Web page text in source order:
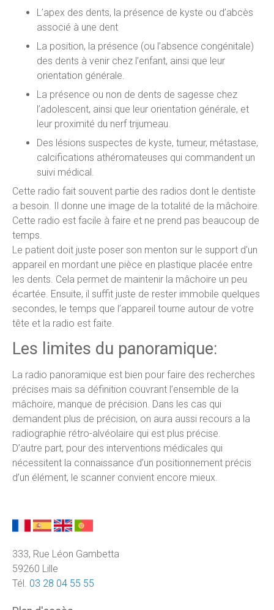
L’apex des dents, la présence de kyste ou d’abcès
associé à une dent
La position, la présence (ou l’absence congénitale)
des dents à venir chez l’enfant, ainsi que leur
orientation générale.
La présence ou non de dents de sagesse chez
l’adolescent, ainsi que leur orientation générale, et
leur proximité du nerf trijumeau.
Des lésions suspectes de kyste, tumeur, métastase,
calcifications athéromateuses qui commandent un
suivi médical.
Cette radio fait souvent partie des radios dont le dentiste
a besoin. Il donne une image de la totalité de la mâchoire.
Cette radio est facile à faire et ne prend pas beaucoup de
temps.
Le patient doit juste poser son menton sur le support d’un
appareil en mordant une pièce en plastique placée entre
les dents. Cela permet de maintenir la mâchoire un peu
écartée. Ensuite, il suffit juste de rester immobile quelques
secondes, le temps que l’appareil tourne autour de votre
tête et la radio est faite.
Les limites du panoramique:
La radio panoramique est bien pour faire des recherches
précises mais sa définition couvrant l’ensemble de la
mâchoire, manque de précision. Dans les cas qui
demandent plus de précision, on aura aussi recours a la
radiographie rétro-alvéolaire qui est plus précise.
D’autre part, pour des interventions médicales qui
nécessitent la connaissance d’un positionnement précis
d’un élément, le scanner convient encore mieux.
333, Rue Léon Gambetta
59260 Lille
Tél. 03 28 04 55 55